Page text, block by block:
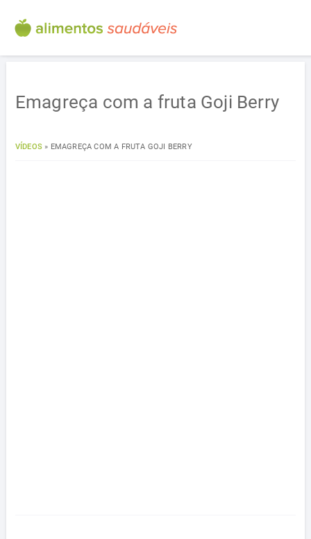
Emagreça com a fruta Goji Berry
VÍDEOS» EMAGREÇA COM A FRUTA GOJI BERRY